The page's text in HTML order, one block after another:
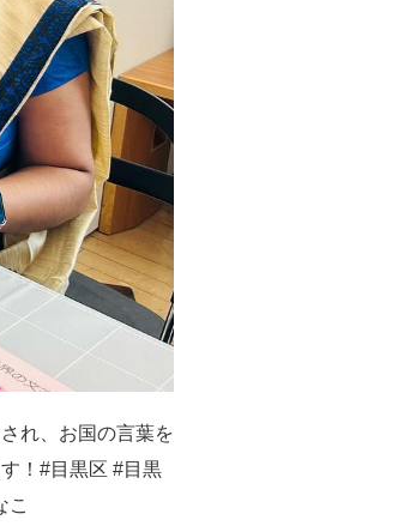
れ、お国の言葉を
！#目黒区 #目黒
こ